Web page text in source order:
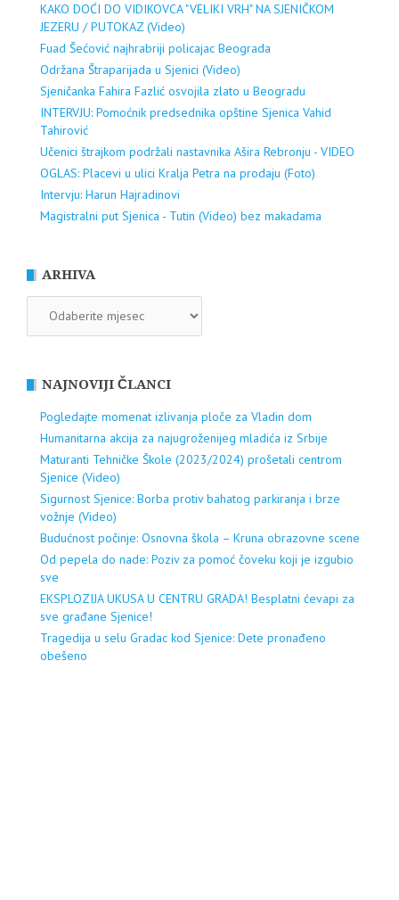
KAKO DOĆI DO VIDIKOVCA "VELIKI VRH" NA SJENIČKOM
JEZERU / PUTOKAZ (Video)
Fuad Šećović najhrabriji policajac Beograda
Održana Štraparijada u Sjenici (Video)
Sjeničanka Fahira Fazlić osvojila zlato u Beogradu
INTERVJU: Pomoćnik predsednika opštine Sjenica Vahid
Tahirović
Učenici štrajkom podržali nastavnika Ašira Rebronju - VIDEO
OGLAS: Placevi u ulici Kralja Petra na prodaju (Foto)
Intervju: Harun Hajradinovi
Magistralni put Sjenica - Tutin (Video) bez makadama
ARHIVA
NAJNOVIJI ČLANCI
Pogledajte momenat izlivanja ploče za Vladin dom
Humanitarna akcija za najugroženijeg mladića iz Srbije
Maturanti Tehničke Škole (2023/2024) prošetali centrom
Sjenice (Video)
Sigurnost Sjenice: Borba protiv bahatog parkiranja i brze
vožnje (Video)
Budućnost počinje: Osnovna škola – Kruna obrazovne scene
Od pepela do nade: Poziv za pomoć čoveku koji je izgubio
sve
EKSPLOZIJA UKUSA U CENTRU GRADA! Besplatni ćevapi za
sve građane Sjenice!
Tragedija u selu Gradac kod Sjenice: Dete pronađeno
obešeno